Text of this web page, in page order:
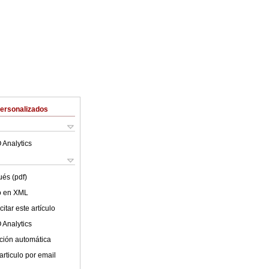
Analytics
(pdf)
en XML
este artículo
Analytics
automática
por email